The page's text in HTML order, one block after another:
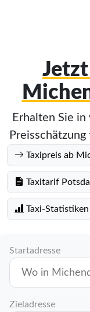
Erhalten Sie
Taxipreis ab
Taxitarif
Taxi-
Startadresse
Zieladresse